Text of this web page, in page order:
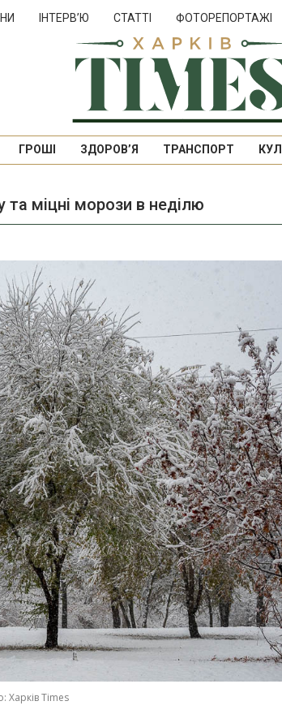
ІНТЕРВ’Ю СТАТТІ ФОТОРЕПОРТАЖІ
ГРОШІ ЗДОРОВ’Я ТРАНСПОРТ
та міцні морози в неділю
Харків Times